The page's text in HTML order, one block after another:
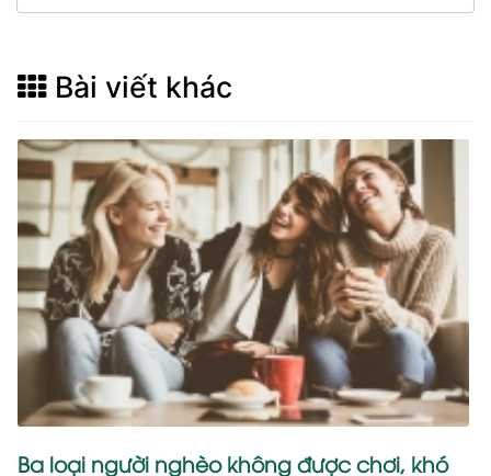
Bài viết khác
Ba loại người nghèo không được chơi, khó